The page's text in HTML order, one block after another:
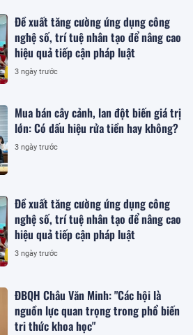
Đề xuất tăng cường ứng dụng công
nghệ số, trí tuệ nhân tạo để nâng cao
hiệu quả tiếp cận pháp luật
3 ngày trước
Mua bán cây cảnh, lan đột biến giá trị
lớn: Có dấu hiệu rửa tiền hay không?
3 ngày trước
Đề xuất tăng cường ứng dụng công
nghệ số, trí tuệ nhân tạo để nâng cao
hiệu quả tiếp cận pháp luật
3 ngày trước
ĐBQH Châu Văn Minh: "Các hội là
nguồn lực quan trọng trong phổ biến
tri thức khoa học"